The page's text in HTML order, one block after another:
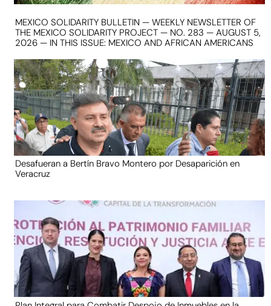
MEXICO SOLIDARITY BULLETIN — WEEKLY NEWSLETTER OF
THE MEXICO SOLIDARITY PROJECT — NO. 283 — AUGUST 5,
2026 — IN THIS ISSUE: MEXICO AND AFRICAN AMERICANS
Desafueran a Bertín Bravo Montero por Desaparición en
Veracruz